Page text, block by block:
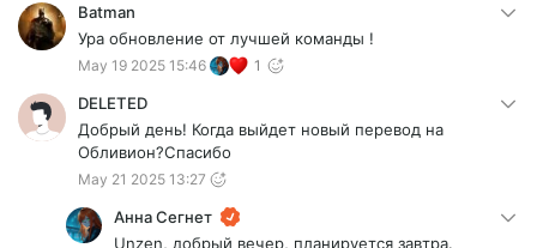
Batman
Ура обновление от лучшей команды !
May 19 2025 15:46 1
DELETED
Добрый день! Когда выйдет новый перевод на
Обливион?Спасибо
May 21 2025 13:27
Анна Сегнет
Unzen, добрый вечер, планируется завтра.